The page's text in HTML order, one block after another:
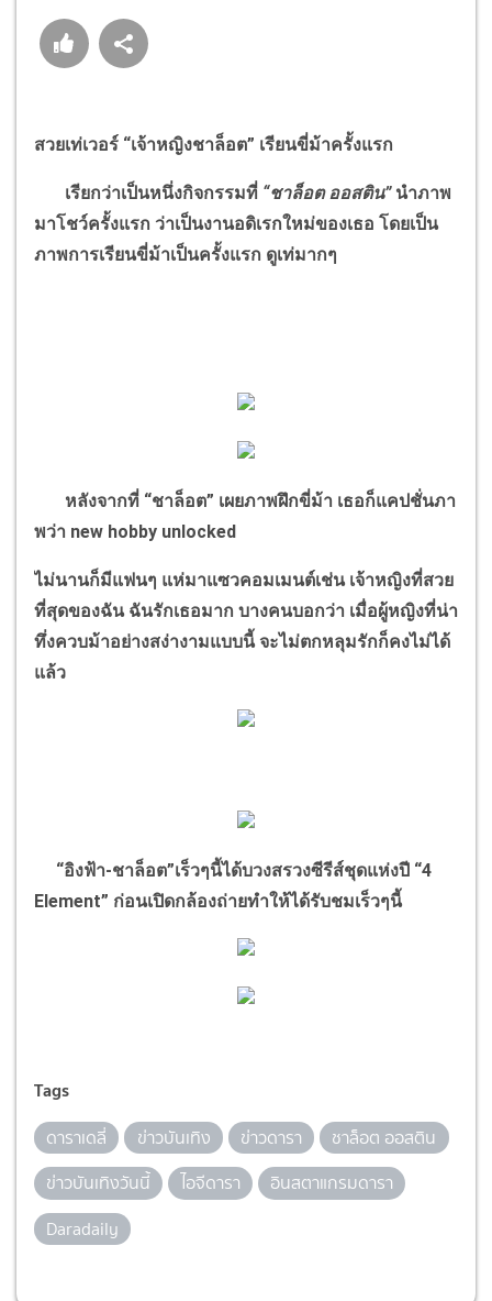
สวยเท่เวอร์ “เจ้าหญิงชาล็อต” เรียนขี่ม้าครั้งแรก
เรียกว่าเป็นหนึ่งกิจกรรมที่ “ชาล็อต ออสติน”นำภาพ
มาโชว์ครั้งแรก ว่าเป็นงานอดิเรกใหม่ของเธอ โดยเป็น
ภาพการเรียนขี่ม้าเป็นครั้งแรก ดูเท่มากๆ
หลังจากที่ “ชาล็อต” เผยภาพฝึกขี่ม้า เธอก็แคปชั่นภา
พว่า new hobby unlocked
ไม่นานก็มีแฟนๆ แห่มาแซวคอมเมนต์เช่น เจ้าหญิงที่สวย
ที่สุดของฉัน ฉันรักเธอมาก บางคนบอกว่า เมื่อผู้หญิงที่น่า
ทึ่งควบม้าอย่างสง่างามแบบนี้ จะไม่ตกหลุมรักก็คงไม่ได้
แล้ว
“อิงฟ้า-ชาล็อต”เร็วๆนี้ได้บวงสรวงซีรีส์ชุดแห่งปี “4
Element” ก่อนเปิดกล้องถ่ายทำให้ได้รับชมเร็วๆนี้
Tags
ดาราเดลี่ ข่าวบันเทิง ข่าวดารา
ชาล็อต ออสติน
ข่าวบันเทิงวันนี้
ไอจีดารา
อินสตาแกรมดารา
Daradaily